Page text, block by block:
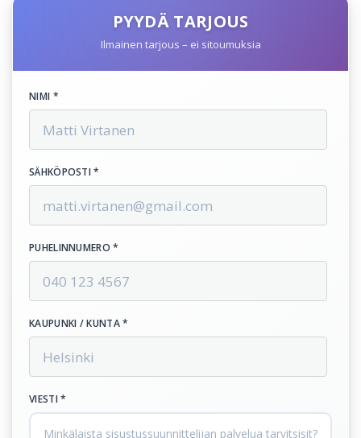
PYYDÄ TARJOUS
Ilmainen tarjous – ei sitoumuksia
NIMI *
SÄHKÖPOSTI *
PUHELINNUMERO *
KAUPUNKI / KUNTA *
VIESTI *